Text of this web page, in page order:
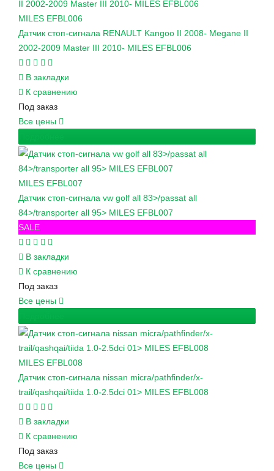
MILES EFBL006
Датчик стоп-сигнала RENAULT Kangoo II 2008- Megane II
2002-2009 Master III 2010- MILES EFBL006
В закладки
К сравнению
Под заказ
Все цены
MILES EFBL007
Датчик стоп-сигнала vw golf all 83>/passat all
84>/transporter all 95> MILES EFBL007
SALE
В закладки
К сравнению
Под заказ
Все цены
MILES EFBL008
Датчик стоп-сигнала nissan micra/pathfinder/x-
trail/qashqai/tiida 1.0-2.5dci 01> MILES EFBL008
В закладки
К сравнению
Под заказ
Все цены